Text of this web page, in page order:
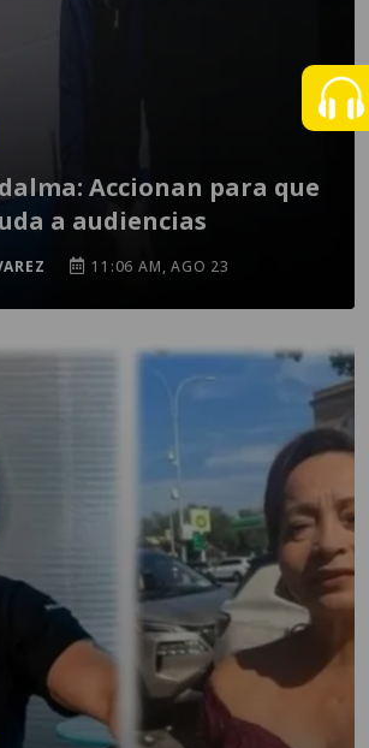
Accionan para que
a audiencias
11:06 AM, AGO 23